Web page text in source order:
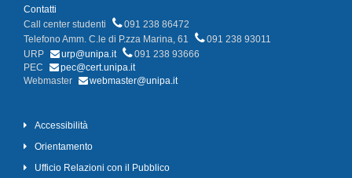
Contatti
Call center studenti
091 238 86472
Telefono Amm. C.le di P.zza Marina, 61
091 238 93011
URP
urp@unipa.it
091 238 93666
PEC
pec@cert.unipa.it
Webmaster
webmaster@unipa.it
Accessibilità
Orientamento
Ufficio Relazioni con il Pubblico